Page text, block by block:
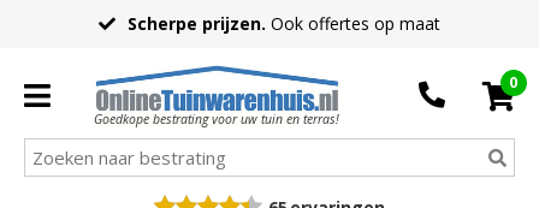
Scherpe prijzen. Ook offertes op maat
Goedkope bestrating voor uw tuin en terras!
0